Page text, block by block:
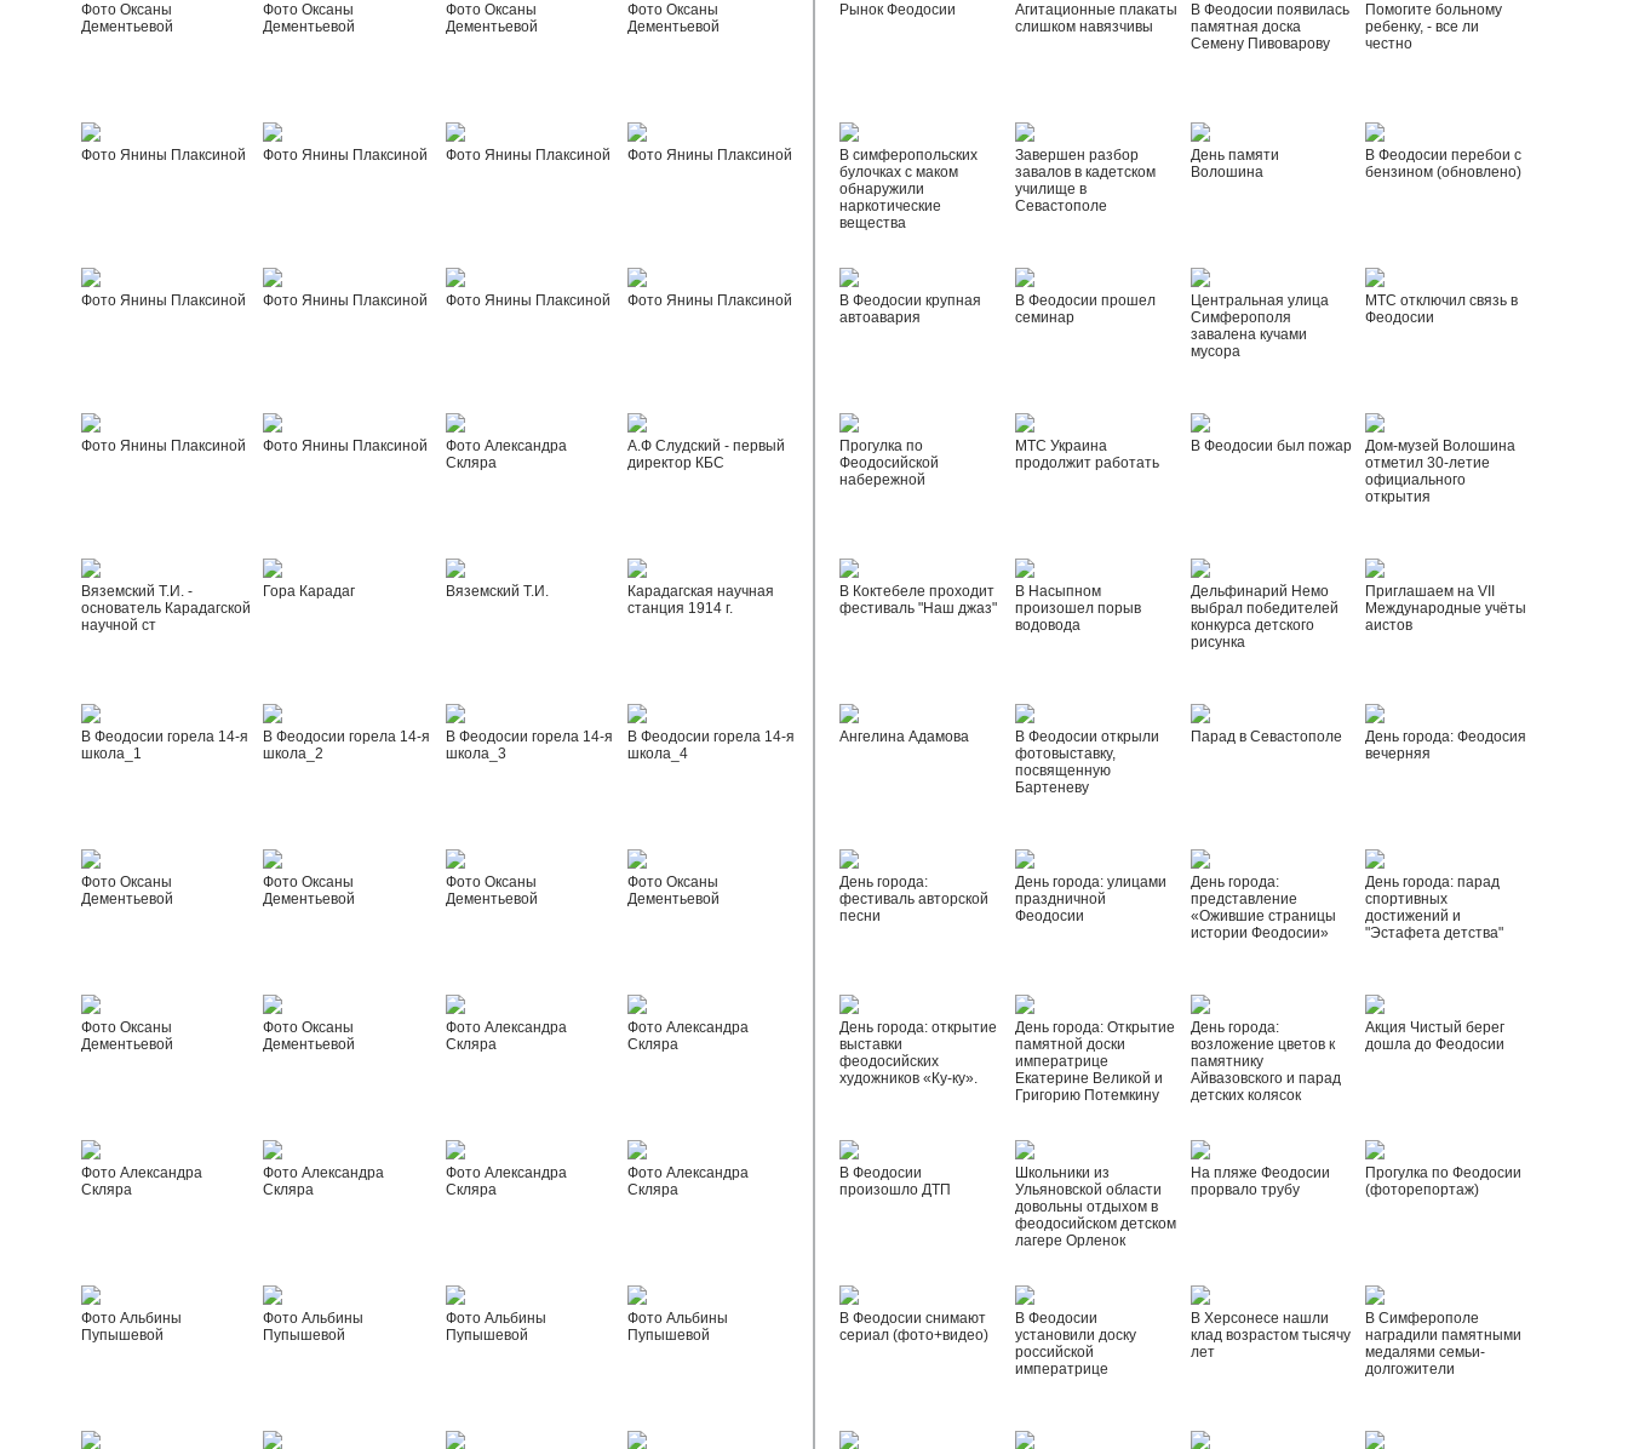
Фото Оксаны
Дементьевой
Фото Оксаны
Дементьевой
Фото Оксаны
Дементьевой
Фото Оксаны
Дементьевой
Фото Янины Плаксиной Фото Янины Плаксиной Фото Янины Плаксиной Фото Янины Плаксиной
Фото Янины Плаксиной Фото Янины Плаксиной Фото Янины Плаксиной Фото Янины Плаксиной
Фото Янины Плаксиной Фото Янины Плаксиной
Фото Александра
Скляра
А.Ф Слудский - первый
директор КБС
Вяземский Т.И. -
основатель Карадагской
научной ст
Гора Карадаг Вяземский Т.И.
Карадагская научная
станция 1914 г.
В Феодосии горела 14-я
школа_1
В Феодосии горела 14-я
школа_2
В Феодосии горела 14-я
школа_3
В Феодосии горела 14-я
школа_4
Фото Оксаны
Дементьевой
Фото Оксаны
Дементьевой
Фото Оксаны
Дементьевой
Фото Оксаны
Дементьевой
Фото Оксаны
Дементьевой
Фото Оксаны
Дементьевой
Фото Александра
Скляра
Фото Александра
Скляра
Фото Александра
Скляра
Фото Александра
Скляра
Фото Александра
Скляра
Фото Александра
Скляра
Фото Альбины
Пупышевой
Фото Альбины
Пупышевой
Фото Альбины
Пупышевой
Фото Альбины
Пупышевой
Рынок Феодосии
Агитационные плакаты
слишком навязчивы
В Феодосии появилась
памятная доска
Семену Пивоварову
Помогите больному
ребенку, - все ли
честно
В симферопольских
булочках с маком
обнаружили
наркотические
вещества
Завершен разбор
завалов в кадетском
училище в
Севастополе
День памяти
Волошина
В Феодосии перебои с
бензином (обновлено)
В Феодосии крупная
автоавария
В Феодосии прошел
семинар
Центральная улица
Симферополя
завалена кучами
мусора
МТС отключил связь в
Феодосии
Прогулка по
Феодосийской
набережной
МТС Украина
продолжит работать
В Феодосии был пожар
Дом-музей Волошина
отметил 30-летие
официального
открытия
В Коктебеле проходит
фестиваль "Наш джаз"
В Насыпном
произошел порыв
водовода
Дельфинарий Немо
выбрал победителей
конкурса детского
рисунка
Приглашаем на VII
Международные учёты
аистов
Ангелина Адамова
В Феодосии открыли
фотовыставку,
посвященную
Бартеневу
Парад в Севастополе
День города: Феодосия
вечерняя
День города:
фестиваль авторской
песни
День города: улицами
праздничной
Феодосии
День города:
представление
«Ожившие страницы
истории Феодосии»
День города: парад
спортивных
достижений и
"Эстафета детства"
День города: открытие
выставки
феодосийских
художников «Ку-ку».
День города: Открытие
памятной доски
императрице
Екатерине Великой и
Григорию Потемкину
День города:
возложение цветов к
памятнику
Айвазовского и парад
детских колясок
Акция Чистый берег
дошла до Феодосии
В Феодосии
произошло ДТП
Школьники из
Ульяновской области
довольны отдыхом в
феодосийском детском
лагере Орленок
На пляже Феодосии
прорвало трубу
Прогулка по Феодосии
(фоторепортаж)
В Феодосии снимают
сериал (фото+видео)
В Феодосии
установили доску
российской
императрице
В Херсонесе нашли
клад возрастом тысячу
лет
В Симферополе
наградили памятными
медалями семьи-
долгожители